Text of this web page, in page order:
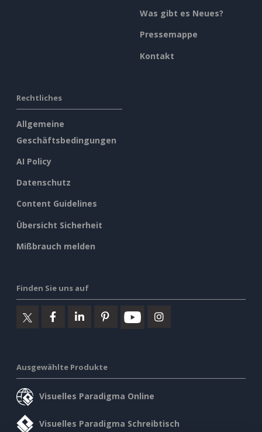
Was gibt es Neues?
Pressemappe
Kontakt
Rechtliches
Allgemeine
Geschäftsbedingungen
AI Policy
Datenschutz
Content Guidelines
Übersicht Sicherheit
Mißbrauch melden
Finden Sie uns auf
Ausgewählte Produkte
Visuelles Paradigma Online
Visuelles Paradigma Schreibtisch